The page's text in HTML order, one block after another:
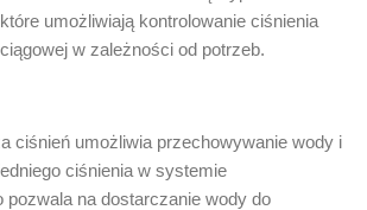
umożliwiają kontrolowanie ciśnienia
w zależności od potrzeb.
ciśnień umożliwia przechowywanie wody i
ciśnienia w systemie
pozwala na dostarczanie wody do